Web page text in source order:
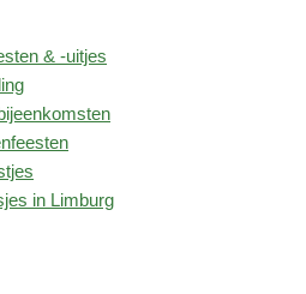
& -uitjes
in Limburg